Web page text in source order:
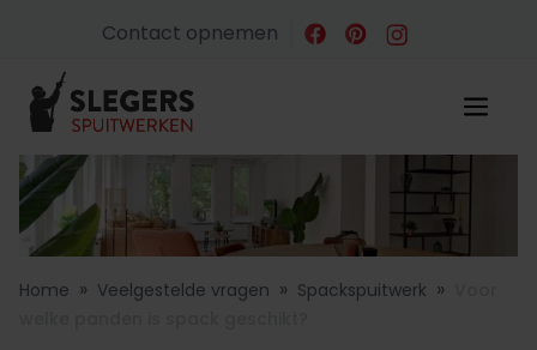
Contact opnemen
Home » Veelgestelde vragen » Spackspuitwerk »